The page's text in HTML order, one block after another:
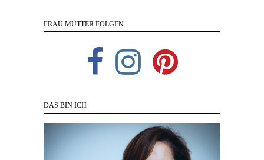
FRAU MUTTER FOLGEN
DAS BIN ICH